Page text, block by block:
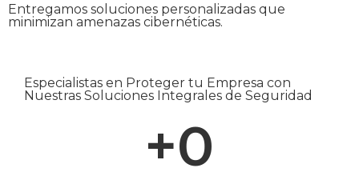
Entregamos soluciones personalizadas que
minimizan amenazas cibernéticas.
Especialistas en Proteger tu Empresa con
Nuestras Soluciones Integrales de Seguridad
+0